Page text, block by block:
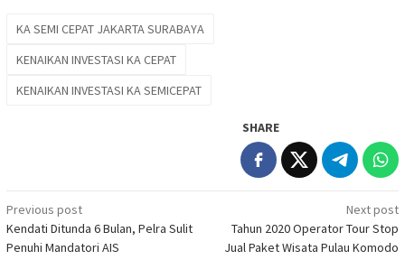
KA SEMI CEPAT JAKARTA SURABAYA
KENAIKAN INVESTASI KA CEPAT
KENAIKAN INVESTASI KA SEMICEPAT
SHARE
Post
navigation
Previous post
Kendati Ditunda 6 Bulan, Pelra Sulit
Penuhi Mandatori AIS
Next post
Tahun 2020 Operator Tour Stop
Jual Paket Wisata Pulau Komodo